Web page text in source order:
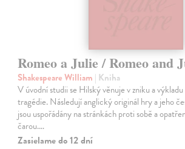
Romeo a Julie / Romeo and
Shakespeare William | Kniha
V úvodní studii se Hilský věnuje v zniku a
tragédie. Následují anglický originál hry a jeho
jsou uspořádány na stránkách proti sobě a
čarou.…
Zasielame do 12 dní